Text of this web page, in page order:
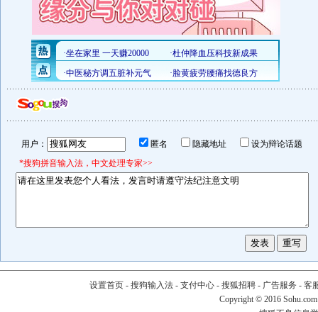
用户： 匿名 隐藏地址
设为辩论话题
*搜狗拼音输入法，中文处理专家>>
设置首页- 搜狗输入法- 支付中心- 搜狐招聘- 广告服务 - 客
Copyright © 2016